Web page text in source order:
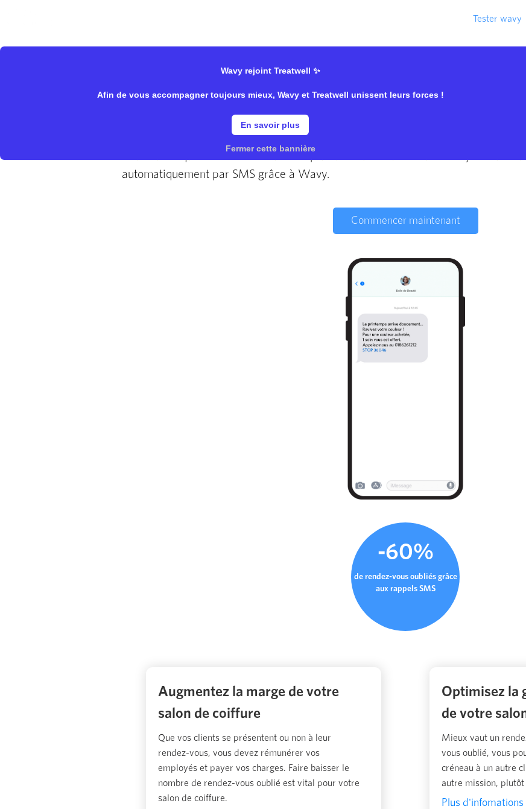
Tester wavy
Wavy rejoint Treatwell ✨
Afin de vous accompagner toujours mieux, Wavy et Treatwell unissent leurs forces !
En savoir plus
Fermer cette bannière
Dites adieu aux rendez-
Vous rêvez que vos clients n’oublient plus un seul rendez-vous. Envoyez leur
automatiquement par SMS grâce à Wavy.
Commencer maintenant
-60%
de rendez-vous oubliés grâce
aux rappels SMS
Augmentez la marge de votre
salon de coiffure
Que vos clients se présentent ou non à leur
rendez-vous, vous devez rémunérer vos
employés et payer vos charges. Faire baisser le
nombre de rendez-vous oublié est vital pour votre
salon de coiffure.
Optimisez la
de votre
Mieux vaut un
vous oublié, vous
créneau à un autre
autre mission,
Plus d'infomations